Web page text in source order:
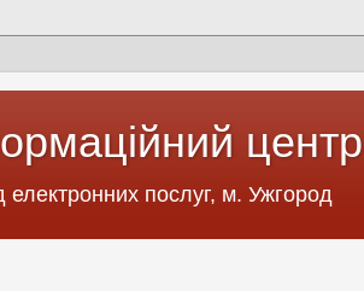
центр
послуг, м. Ужгород